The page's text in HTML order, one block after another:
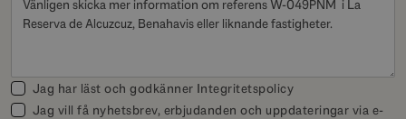
Jag har läst och godkänner Integritetspolicy
Jag vill få nyhetsbrev, erbjudanden och uppdateringar via e-